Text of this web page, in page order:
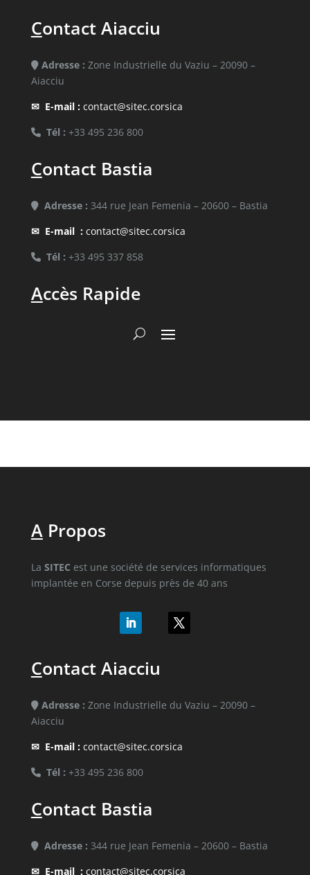
Contact Aiacciu
Adresse : Zone Industrielle du Vaziu – 20090 –
Aiacciu
✉ E-mail :contact@sitec.corsica
Tél : +33 495 236 800
Contact Bastia
Adresse : 344 rue Jean Femenia – 20600 – Bastia
✉ E-mail :contact@sitec.corsica
Tél : +33 495 337 858
Accès Rapide
APropos
La SITEC est une société de services informatiques
implantée en Corse depuis près de 40 ans
Contact Aiacciu
Adresse : Zone Industrielle du Vaziu – 20090 –
Aiacciu
✉ E-mail :contact@sitec.corsica
Tél : +33 495 236 800
Contact Bastia
Adresse : 344 rue Jean Femenia – 20600 – Bastia
✉ E-mail :contact@sitec.corsica